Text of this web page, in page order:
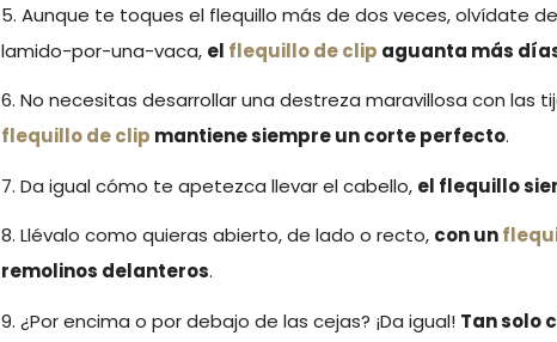
5. Aunque te toques el flequillo más de dos veces, olvídate
lamido-por-una-vaca, el flequillo de clip aguanta más
6. No necesitas desarrollar una destreza maravillosa con las
flequillo de clip mantiene siempre un corte perfecto.
7. Da igual cómo te apetezca llevar el cabello, el flequillo
8. Llévalo como quieras abierto, de lado o recto, con un
remolinos delanteros.
9. ¿Por encima o por debajo de las cejas? ¡Da igual! Tan solo